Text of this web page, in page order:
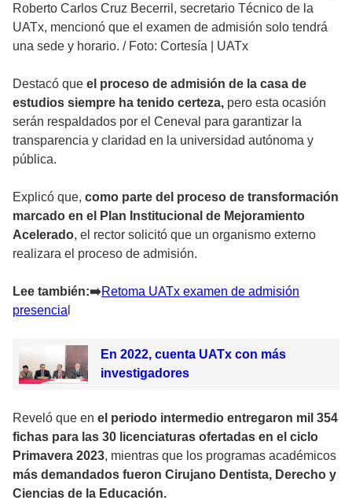
Roberto Carlos Cruz Becerril, secretario Técnico de la
UATx, mencionó que el examen de admisión solo tendrá
una sede y horario. / Foto: Cortesía | UATx
Destacó que el proceso de admisión de la casa de
estudios siempre ha tenido certeza, pero esta ocasión
serán respaldados por el Ceneval para garantizar la
transparencia y claridad en la universidad autónoma y
pública.
Explicó que, como parte del proceso de transformación
marcado en el Plan Institucional de Mejoramiento
Acelerado, el rector solicitó que un organismo externo
realizara el proceso de admisión.
Lee también:➡️Retoma UATx examen de admisión
presencia
En 2022, cuenta UATx con más
investigadores
Reveló que en el periodo intermedio entregaron mil 354
fichas para las 30 licenciaturas ofertadas en el ciclo
Primavera 2023, mientras que los programas académicos
más demandados fueron Cirujano Dentista, Derecho y
Ciencias de la Educación.